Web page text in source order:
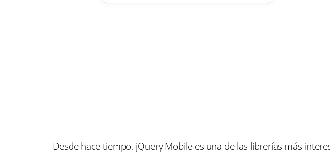
Desde hace tiempo, jQuery Mobile es una de las librerías más